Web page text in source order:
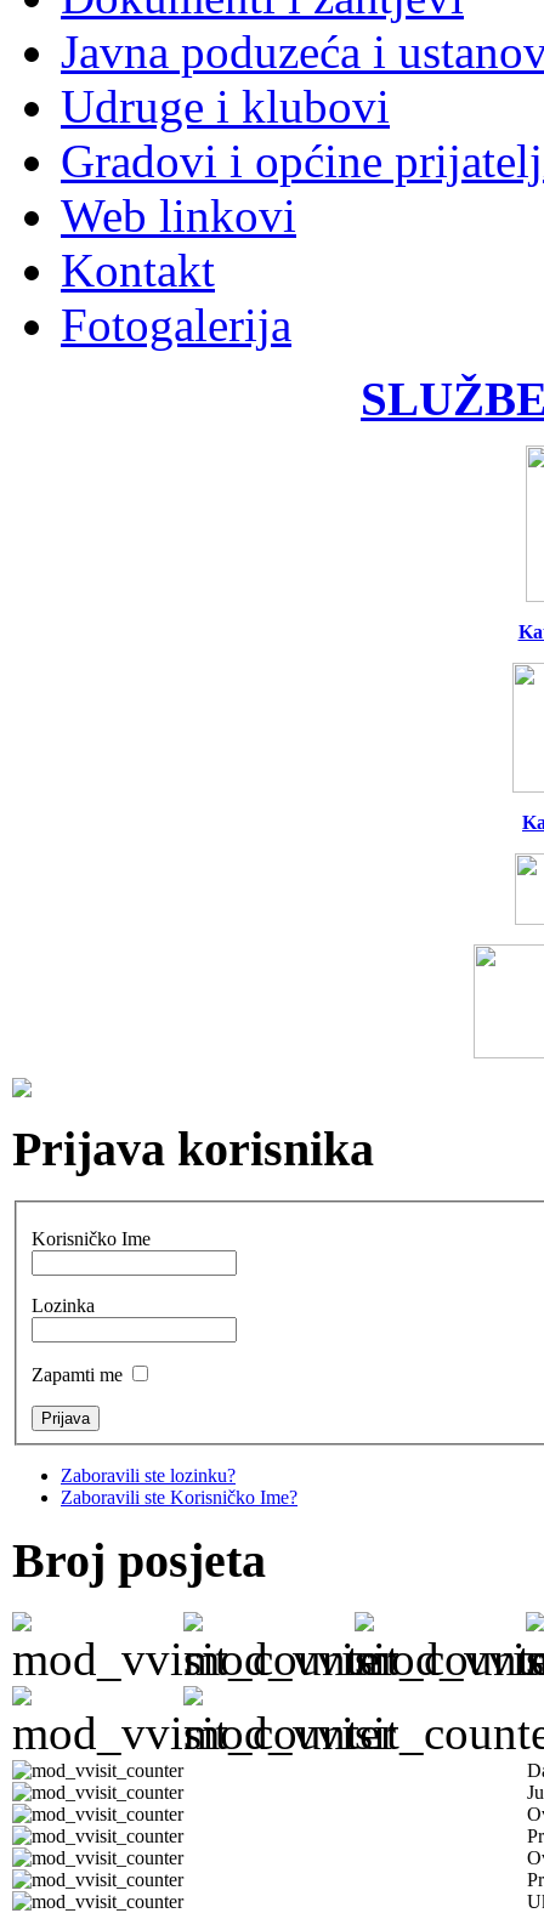
Javna poduzeća i
Udruge i klubovi
Gradovi i općine
Web linkovi
Kontakt
Fotogalerija
Prijava korisnika
Korisničko Ime
Lozinka
Zapamti me
Zaboravili ste lozinku?
Zaboravili ste Korisničko Ime?
Broj posjeta